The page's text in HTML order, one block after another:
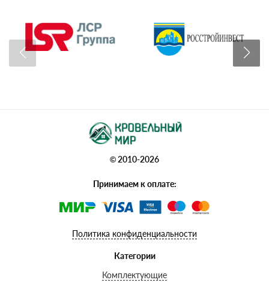
© 2010-2026
Принимаем к оплате:
Политика конфиденциальности
Категории
Комплектующие